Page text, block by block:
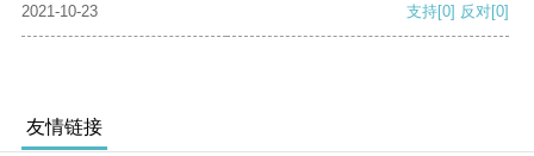
2021-10-23 支持[0] 反对[0]
友情链接